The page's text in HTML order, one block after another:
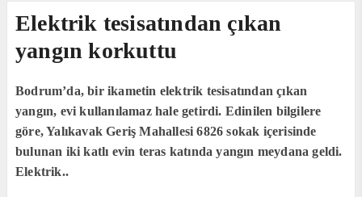
Elektrik tesisatından çıkan
yangın korkuttu
Bodrum’da, bir ikametin elektrik tesisatından çıkan
yangın, evi kullanılamaz hale getirdi. Edinilen bilgilere
göre, Yalıkavak Geriş Mahallesi 6826 sokak içerisinde
bulunan iki katlı evin teras katında yangın meydana geldi.
Elektrik..